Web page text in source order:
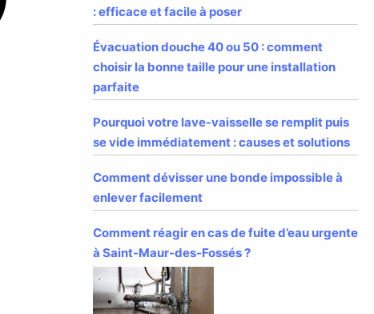
: efficace et facile à poser
Évacuation douche 40 ou 50 : comment
choisir la bonne taille pour une installation
parfaite
Pourquoi votre lave-vaisselle se remplit puis
se vide immédiatement : causes et solutions
Comment dévisser une bonde impossible à
enlever facilement
Comment réagir en cas de fuite d’eau urgente
à Saint-Maur-des-Fossés ?